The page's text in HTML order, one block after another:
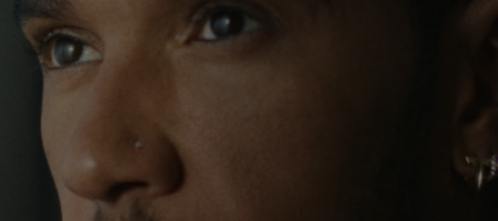
IN
PAUSA,
PER
RIPRODURLO
SILENZIATO,
ATTIVARE
LAUDIO
Lewis Hamilton è famoso per i suoi successi in
pista, ma i suoi ultimi viaggi sono stati all'insegna
dell'avventura al di fuori del suo ambiente abituale.
Attraverso questa ricerca di nuove esperienze in
giro per il mondo, Lewis continua a sfidare se
stesso e a imparare lungo il cammino.